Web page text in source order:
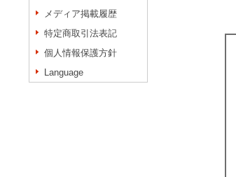
メディア掲載履歴
特定商取引法表記
個人情報保護方針
Language